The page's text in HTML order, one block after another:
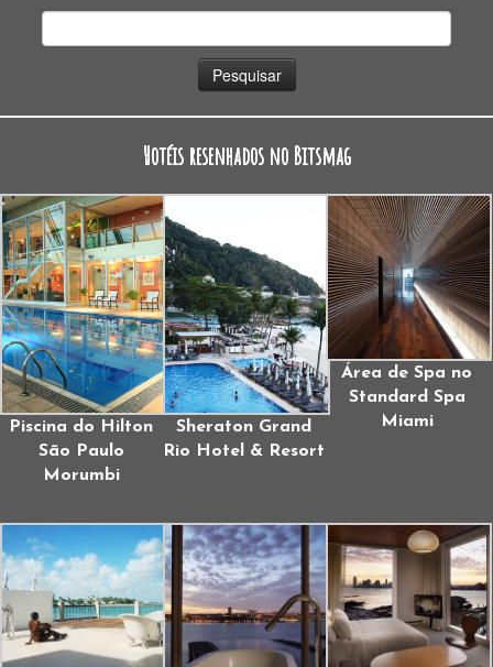
Hotéis resenhados no Bitsmag
Piscina do Hilton
São Paulo
Morumbi
Sheraton Grand
Rio Hotel & Resort
Área de Spa no
Standard Spa
Miami